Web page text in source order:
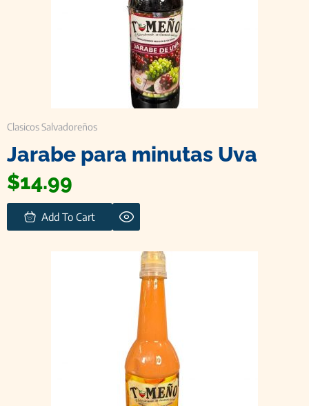
Clasicos Salvadoreños
Jarabe para minutas Uva
$14.99
Add To Cart